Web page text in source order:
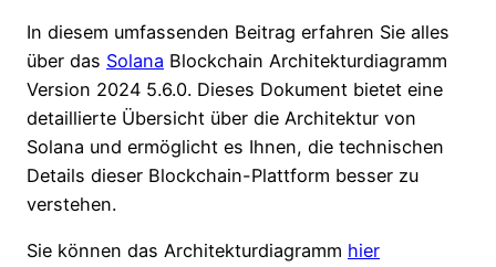
In diesem umfassenden Beitrag erfahren Sie alles
über das Solana Blockchain Architekturdiagramm
Version 2024 5.6.0. Dieses Dokument bietet eine
detaillierte Übersicht über die Architektur von
Solana und ermöglicht es Ihnen, die technischen
Details dieser Blockchain-Plattform besser zu
verstehen.
Sie können das Architekturdiagramm hier